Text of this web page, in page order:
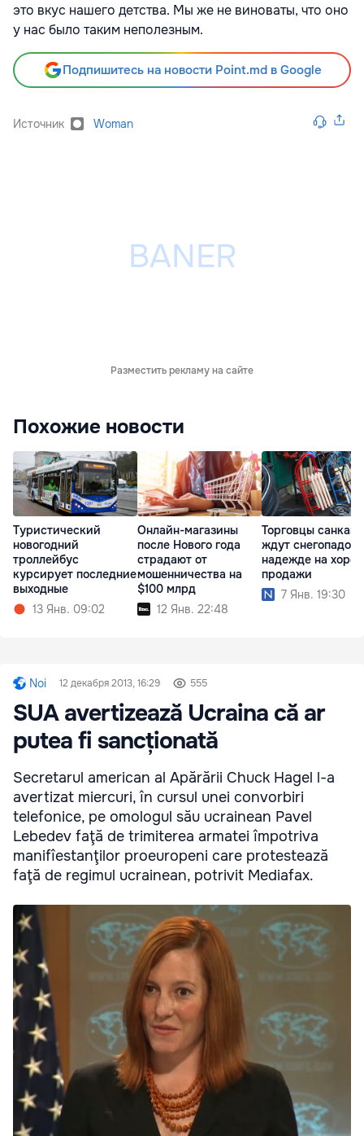
это вкус нашего детства. Мы же не виноваты, что оно
у нас было таким неполезным.
Подпишитесь на новости Point.md в Google
Источник Woman
Разместить рекламу на сайте
Похожие новости
Туристический
новогодний
троллейбус
курсирует последние
выходные
13 Янв. 09:02
Онлайн-магазины
после Нового года
страдают от
мошенничества на
$100 млрд
12 Янв. 22:48
Торговцы
ждут снегопадов
надежде на
продажи
7 Янв. 19:30
Noi 12 декабря 2013, 16:29 555
SUA avertizează Ucraina că ar
putea fi sancționată
Secretarul american al Apărării Chuck Hagel l-a
avertizat miercuri, în cursul unei convorbiri
telefonice, pe omologul său ucrainean Pavel
Lebedev faţă de trimiterea armatei împotriva
manifîestanţilor proeuropeni care protestează
faţă de regimul ucrainean, potrivit Mediafax.